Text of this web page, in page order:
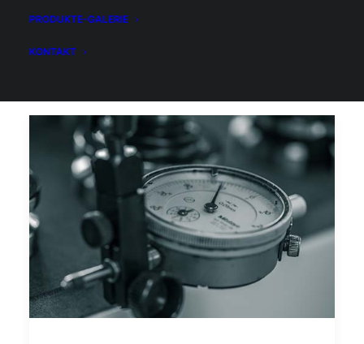
PRODUKTE-GALERIE
KONTAKT